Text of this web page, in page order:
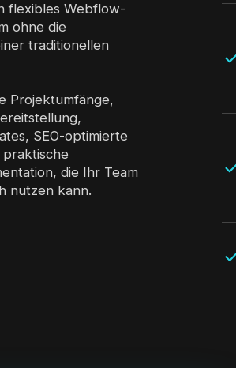
flexibles Webflow-
ohne die
traditionellen
Projektumfänge,
SEO-optimierte
die Ihr Team
nutzen kann.